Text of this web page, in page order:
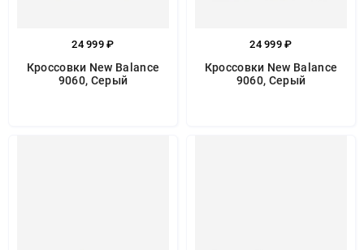
24 999 ₽
Кроссовки New Balance
9060, Серый
24 999 ₽
Кроссовки New Balance
9060, Серый